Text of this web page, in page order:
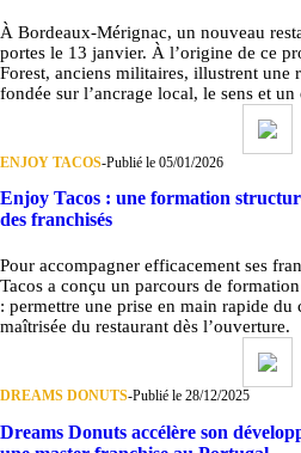
À Bordeaux-Mérignac, un nouveau
portes le 13 janvier. À l’origine de ce
Forest, anciens militaires, illustrent une
fondée sur l’ancrage local, le sens et
ENJOY TACOS-Publié le 05/01/2026
Enjoy Tacos : une formation
des franchisés
Pour accompagner efficacement ses
Tacos a conçu un parcours de
: permettre une prise en main rapide
maîtrisée du restaurant dès l’ouverture.
DREAMS DONUTS-Publié le 28/12/2025
Dreams Donuts accélère son